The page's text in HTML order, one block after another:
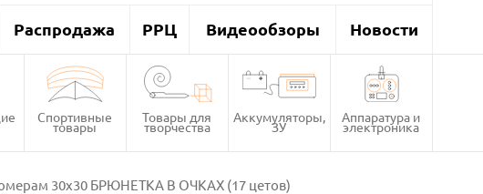
Распродажа РРЦ Видеообзоры Новости
Спортивные
товары
Товары для
творчества
Аккумуляторы,
ЗУ
Аппаратура и
электроника
30х30 БРЮНЕТКА В ОЧКАХ (17 цетов)